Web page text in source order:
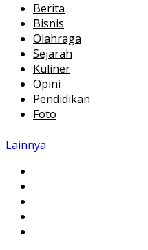
Berita
Bisnis
Olahraga
Sejarah
Kuliner
Opini
Pendidikan
Foto
Lainnya